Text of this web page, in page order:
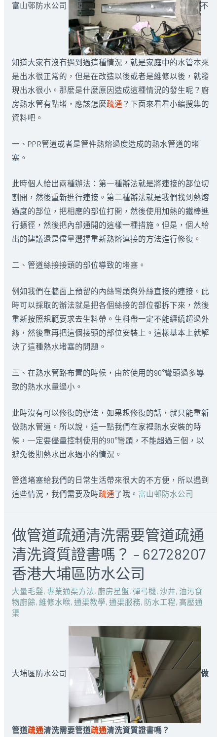
富山邨防水公司 不
知道大家有沒有遇到過這種情況，就是家庭中的水管本來
是出水很正常的，但是在改造以後或者是維修以後，就發
現出水很小。那麼是什麼原因造成這種情況的發生呢？廚
房熱水管有點堵，應該怎麼疏通 ？下面來看看小編搜集的
資料吧。
一、PPR管道或者是管件熱熔過度造成的熱水管道的堵
塞。
此時個人給出兩種辦法：第一種辦法就是將連接的部位切
割開，然後重新進行連接。第二種辦法就是我們找到熱熔
過度的部位，把相應的部位打開，然後使用加熱的鐵棒進
行擴徑，然後把內部通開的這樣一種措施。但是，個人給
出的建議還是儘量選擇重新熱熔連接的方法進行修復。
二、管道絲接接頭的部位導致的堵塞。
例如我們在牆面上預留的內絲彎頭與外絲直接的連接。此
時可以採取的辦法就是把各個絲接的部位都拆下來，然後
重新按照規範要求去生料帶。生料帶一定不能纏繞超過外
絲，然後重再把這個接頭的部位安裝上。這樣基本上就解
決了這種熱水堵塞的問題。
三、在熱水管路布置的時候，由於使用的90°彎頭過多導
致的熱水水量過小。
此時沒有可以修復的辦法，如果想修復的話，就只能重新
做熱水管道。所以說，這一點我們在家裡熱水安裝的時
候，一定要儘量控制使用的90°彎頭，不能超過三個，以
避免後期熱水出水過小的情況。
管道堵塞給我們的日常生活帶來很大的不方便，所以遇到
這些情況，我們需要及時疏通了哦。 富山邨防水公司
做管道疏通清洗需要管道疏通
清洗資質證書嗎？ – 62728207
香港大埔區防水公司
大量毛髮, 專業通渠方法, 廚房星盤, 彈弓機, 沙井, 油污食
物廚餘, 維修水喉, 通渠教學, 通渠服務, 防水工程, 高壓通
渠
大埔區防水公司 做
管道疏通清洗需要管道疏通清洗資質證書嗎？